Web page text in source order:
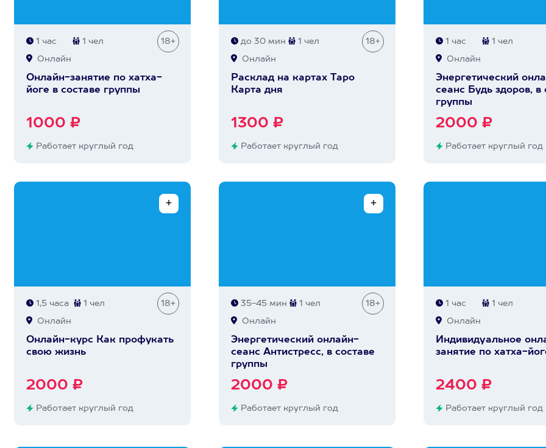
1 час 1 чел 18+
Онлайн
Онлайн-занятие по хатха-
йоге в составе группы
1000 ₽
Работает круглый год
до 30 мин 1 чел 18+
Онлайн
Расклад на картах Таро
Карта дня
1300 ₽
Работает круглый год
1 час 1 чел
Онлайн
Энергетический
сеанс Будь здоров, в
группы
2000 ₽
Работает круглый год
1,5 часа 1 чел 18+
Онлайн
Онлайн-курс Как профукать
свою жизнь
2000 ₽
Работает круглый год
35-45 мин 1 чел 18+
Онлайн
Энергетический онлайн-
сеанс Антистресс, в составе
группы
2000 ₽
Работает круглый год
1 час 1 чел
Онлайн
Индивидуальное
занятие по хатха-
2400 ₽
Работает круглый год